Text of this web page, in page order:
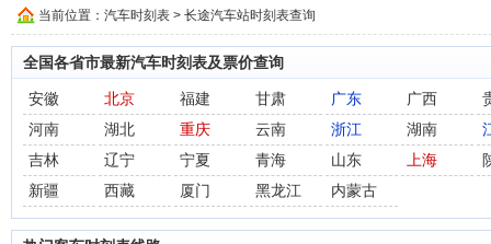
当前位置： 汽车时刻表 > 长途汽车站时刻表查询
全国各省市最新汽车时刻表及票价查询
安徽 北京 福建 甘肃 广东 广西
河南
湖北 重庆 云南 浙江 湖南
吉林
辽宁 宁夏 青海 山东 上海
新疆
西藏 厦门 黑龙江 内蒙古